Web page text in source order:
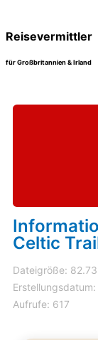
Reisevermittler
für Großbritannien & Irland
Celtic
Dateigröße: 82.73
Aufrufe: 617